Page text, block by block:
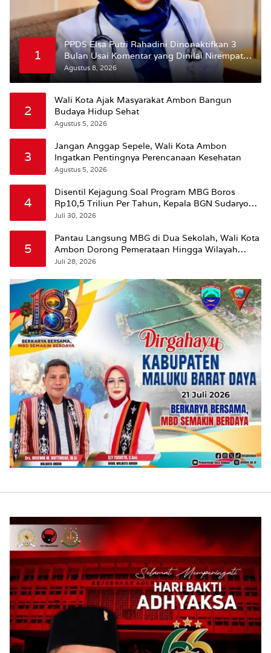
1
PPDS Elsa Putri Rahadini Dinonaktifkan 3
Bulan Usai Komentar yang Dinilai Nirempati
ke Pasien BPJS
Agustus 8, 2026
2
Wali Kota Ajak Masyarakat Ambon Bangun
Budaya Hidup Sehat
Agustus 5, 2026
3
Jangan Anggap Sepele, Wali Kota Ambon
Ingatkan Pentingnya Perencanaan Kesehatan
Agustus 5, 2026
4
Disentil Kejagung Soal Program MBG Boros
Rp10,5 Triliun Per Tahun, Kepala BGN Sudaryono
Beri Penjelasan
Juli 30, 2026
5
Pantau Langsung MBG di Dua Sekolah, Wali Kota
Ambon Dorong Pemerataan Hingga Wilayah
Leitimur Selatan
Juli 28, 2026